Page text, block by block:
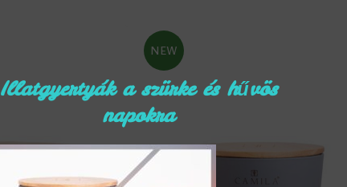
Illatgyertyák a szürke és hűvös
napokra
NEW